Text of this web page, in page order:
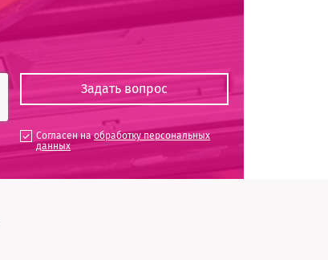
Согласен наобработку персональных
данных